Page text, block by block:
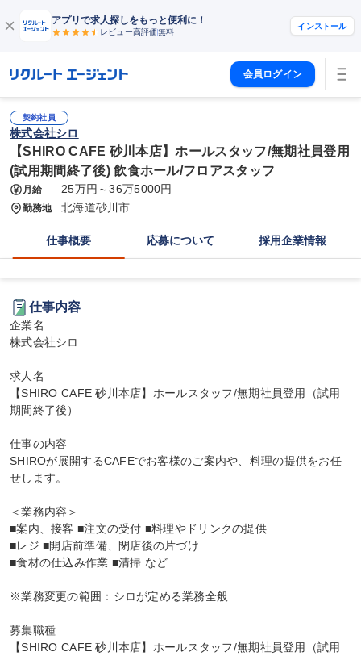
アプリで求人探しをもっと便利に！
レビュー高評価無料
インストール
会員ログイン
契約社員
株式会社シロ
【SHIRO CAFE 砂川本店】ホールスタッフ/無期社員登用
(試用期間終了後) 飲食ホール/フロアスタッフ
月給 25万円～36万5000円
勤務地 北海道砂川市
仕事概要 応募について 採用企業情報
仕事内容
企業名
株式会社シロ
求人名
【SHIRO CAFE 砂川本店】ホールスタッフ/無期社員登用（試用
期間終了後）
仕事の内容
SHIROが展開するCAFEでお客様のご案内や、料理の提供をお任
せします。
＜業務内容＞
■案内、接客 ■注文の受付 ■料理やドリンクの提供
■レジ ■開店前準備、閉店後の片づけ
■食材の仕込み作業 ■清掃 など
※業務変更の範囲：シロが定める業務全般
募集職種
【SHIRO CAFE 砂川本店】ホールスタッフ/無期社員登用（試用